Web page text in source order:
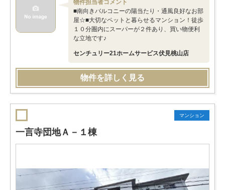
物件担当者コメント
■南向きバルコニーの陽当たり・通風良好なお部
屋☆■大切なペットと暮らせるマンション！徒歩
１０分圏内にスーパーが２件あり、買い物便利
な立地です♪
センチュリー21ホームサービス伏見桃山店
物件を詳しく見る
マンション
一言寺団地Ａ－１棟